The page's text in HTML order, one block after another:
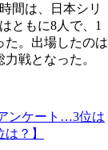
間は、日本シリ
ともに8人で、1
た。出場したのは
戦となった。
ンケート…3位は
？】